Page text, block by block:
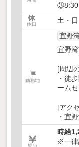
③8:30
土・
宜野
宜野
[周辺
・徒
ーム
[アク
・宜
時給
※一律